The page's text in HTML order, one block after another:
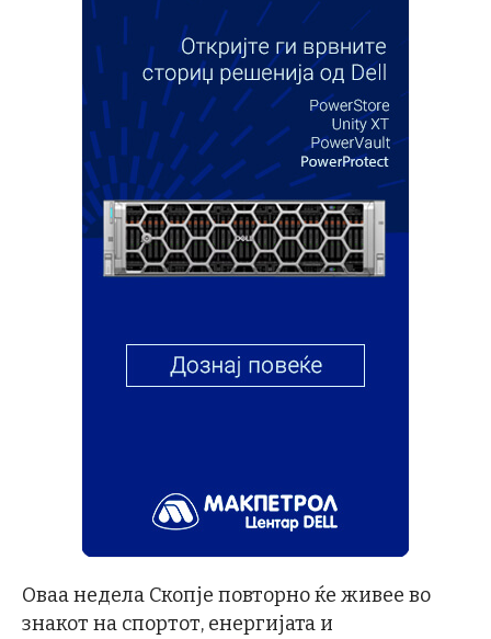
Оваа недела Скопје повторно ќе живее во
знакот на спортот, енергијата и